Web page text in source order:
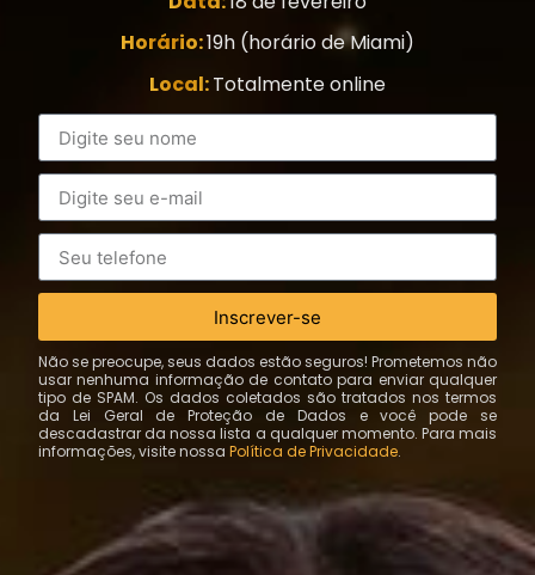
Horário:19h (horário de Miami)
Local:Totalmente online
Inscrever-se
Não se preocupe, seus dados estão seguros! Prometemos não
usar nenhuma informação de contato para enviar qualquer
tipo de SPAM. Os dados coletados são tratados nos termos
da Lei Geral de Proteção de Dados e você pode se
descadastrar da nossa lista a qualquer momento. Para mais
informações, visite nossa Política de Privacidade.